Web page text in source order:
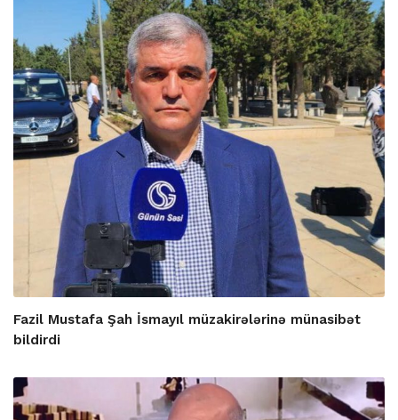
Fazil Mustafa Şah İsmayıl müzakirələrinə münasibət
bildirdi